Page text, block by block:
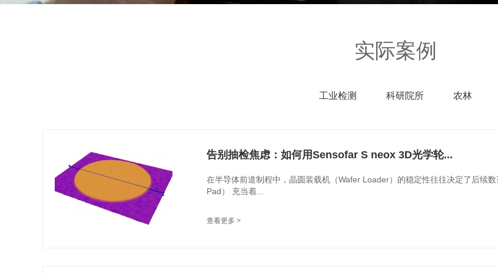
实际案例
工业检测 科研院所 农林
告别抽检焦虑：如何用Sensofar S neox 3D光学轮...
在半导体前道制程中，晶圆装载机（Wafer Loader）的稳定性往往决定了后续
Pad） 充当着...
查看更多 >